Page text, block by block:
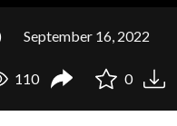
September 16, 2022
110 0